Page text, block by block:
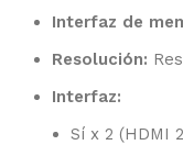
Interfaz de
Resolución:
Interfaz:
Sí x 2 (HDMI